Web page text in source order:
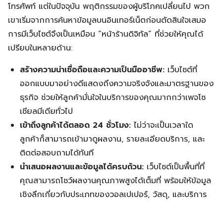
โทรศัพท์ แต่ในปัจจุบัน พฤติกรรมของผู้บริโภคเปลี่ยนไป พวก
เขาเริ่มจากการค้นหาข้อมูลบนอินเทอร์เน็ตก่อนตัดสินใจเสมอ
การมีเว็บไซต์จึงเป็นเหมือน “หน้าร้านดิจิทัล” ที่ช่วยให้คุณได้
เปรียบในหลายด้าน:
สร้างความน่าเชื่อถือและความเป็นมืออาชีพ: เว็บไซต์ที่
ออกแบบมาอย่างดีแสดงถึงความจริงจังและมาตรฐานของ
ธุรกิจ ช่วยให้ลูกค้ามั่นใจในบริการของคุณมากกว่าเพจโซ
เชียลมีเดียทั่วไป
เข้าถึงลูกค้าได้ตลอด 24 ชั่วโมง: ไม่ว่าจะเป็นเวลาใด
ลูกค้าก็สามารถเข้ามาดูผลงาน, รายละเอียดบริการ, และ
ติดต่อสอบถามได้ทันที
นำเสนอผลงานและข้อมูลได้ครบถ้วน: เว็บไซต์เป็นพื้นที่ที่
คุณสามารถโชว์ผลงานคุณภาพสูงได้เต็มที่ พร้อมให้ข้อมูล
เชิงลึกเกี่ยวกับประเภทของวอลเปเปอร์, วัสดุ, และบริการ